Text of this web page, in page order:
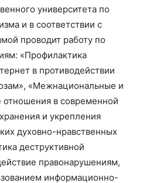
университета по
и в соответствии с
проводит работу по
«Профилактика
в противодействии
«Межнациональные и
в современной
и укрепления
духовно-нравственных
деструктивной
правонарушениям,
информационно-